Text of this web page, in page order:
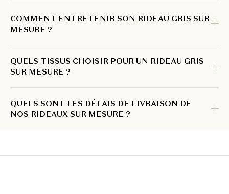
COMMENT ENTRETENIR SON RIDEAU GRIS SUR
MESURE ?
QUELS TISSUS CHOISIR POUR UN RIDEAU GRIS
SUR MESURE ?
QUELS SONT LES DÉLAIS DE LIVRAISON DE
NOS RIDEAUX SUR MESURE ?